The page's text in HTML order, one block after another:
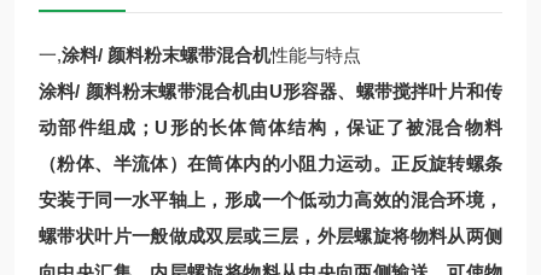
一,涂料/ 颜料粉末螺带混合机性能与特点
涂料/ 颜料粉末螺带混合机由U形容器、螺带搅拌叶片和传
动部件组成；U形的长体筒体结构，保证了被混合物料
（粉体、半流体）在筒体内的小阻力运动。正反旋转螺条
安装于同一水平轴上，形成一个低动力高效的混合环境，
螺带状叶片一般做成双层或三层，外层螺旋将物料从两侧